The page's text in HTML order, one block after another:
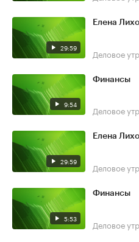
29:59
Елена
Деловое
9:54
Финансы
Деловое
29:59
Елена
Деловое
5:53
Финансы
Деловое